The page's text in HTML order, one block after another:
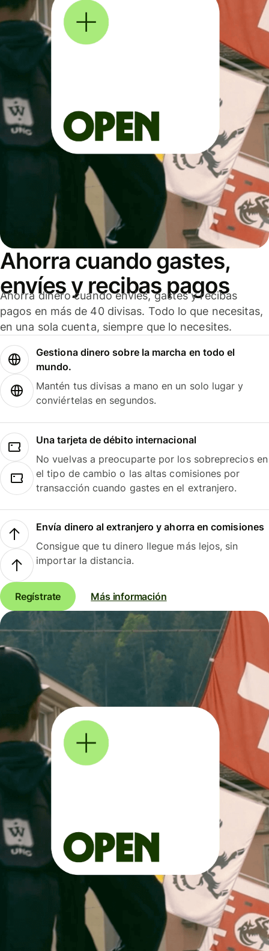
Ahorra cuando gastes,
envíes y recibas pagos
Ahorra dinero cuando envíes, gastes y recibas
pagos en más de 40 divisas. Todo lo que necesitas,
en una sola cuenta, siempre que lo necesites.
Gestiona dinero sobre la marcha en todo el
mundo.
Mantén tus divisas a mano en un solo lugar y
conviértelas en segundos.
Una tarjeta de débito internacional
No vuelvas a preocuparte por los sobreprecios en
el tipo de cambio o las altas comisiones por
transacción cuando gastes en el extranjero.
Envía dinero al extranjero y ahorra en comisiones
Consigue que tu dinero llegue más lejos, sin
importar la distancia.
Regístrate Más información